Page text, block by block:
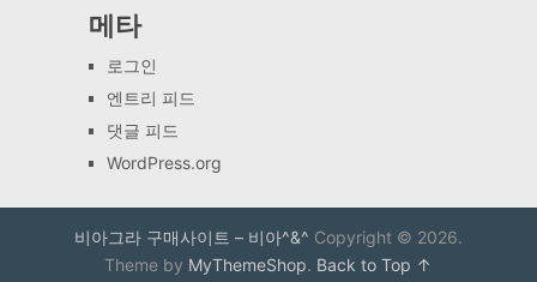
메타
로그인
엔트리 피드
댓글 피드
WordPress.org
비아그라 구매사이트 – 비아^&^ Copyright © 2026.
Theme by MyThemeShop. Back to Top ↑